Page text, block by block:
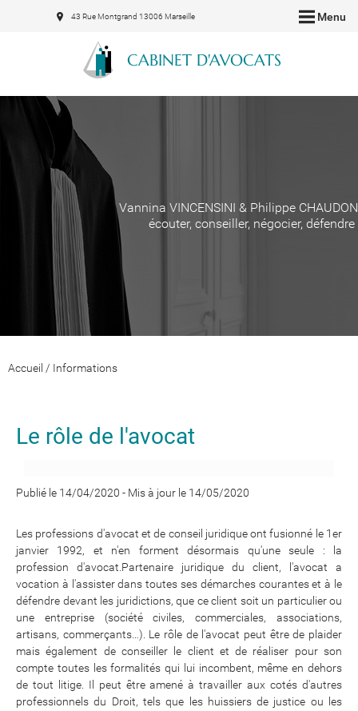
Menu
CABINET D'AVOCATS
43 Rue Montgrand 13006 Marseille
Vannina VINCENSINI & Philippe CHAUDON
écouter, conseiller, négocier, défendre
Accueil / Informations
Le rôle de l'avocat
Publié le 14/04/2020 - Mis à jour le 14/05/2020
Les professions d'avocat et de conseil juridique ont fusionné le 1er
janvier 1992, et n'en forment désormais qu'une seule : la
profession d'avocat.Partenaire juridique du client, l'avocat a
vocation à l'assister dans toutes ses démarches courantes et à le
défendre devant les juridictions, que ce client soit un particulier ou
une entreprise (société civiles, commerciales, associations,
artisans, commerçants…). Le rôle de l'avocat peut être de plaider
mais également de conseiller le client et de réaliser pour son
compte toutes les formalités qui lui incombent, même en dehors
de tout litige. Il peut être amené à travailler aux cotés d'autres
professionnels du Droit, tels que les huissiers de justice ou les